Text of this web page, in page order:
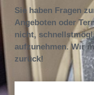
Sie haben Fragen
Angeboten oder
nicht,
aufzunehmen. Wir
zurück!